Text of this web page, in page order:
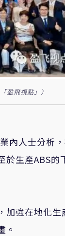
盈飛視點」）
內人士分析
於生產ABS的
加強在地化生
。